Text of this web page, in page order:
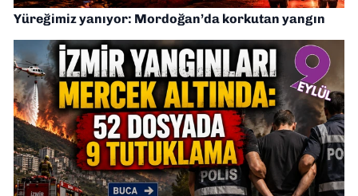
Yüreğimiz yanıyor: Mordoğan’da korkutan yangın